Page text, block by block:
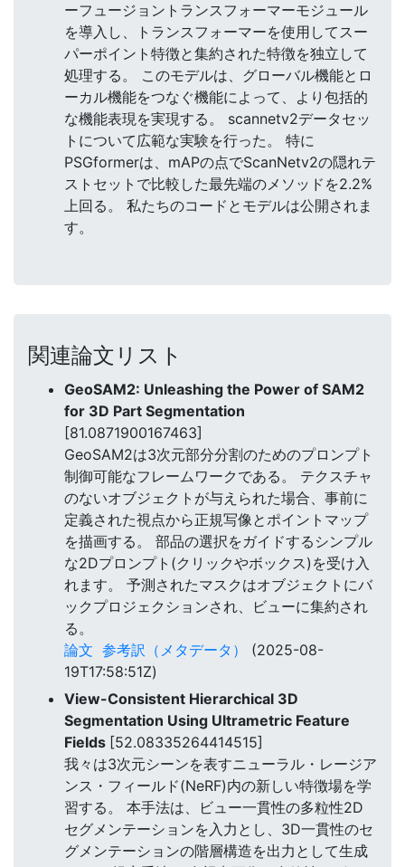
ーフュージョントランスフォーマーモジュール
を導入し、トランスフォーマーを使用してスー
パーポイント特徴と集約された特徴を独立して
処理する。 このモデルは、グローバル機能とロ
ーカル機能をつなぐ機能によって、より包括的
な機能表現を実現する。 scannetv2データセッ
トについて広範な実験を行った。 特に
PSGformerは、mAPの点でScanNetv2の隠れテ
ストセットで比較した最先端のメソッドを2.2%
上回る。 私たちのコードとモデルは公開されま
す。
関連論文リスト
GeoSAM2: Unleashing the Power of SAM2
for 3D Part Segmentation
[81.0871900167463]
GeoSAM2は3次元部分分割のためのプロンプト
制御可能なフレームワークである。 テクスチャ
のないオブジェクトが与えられた場合、事前に
定義された視点から正規写像とポイントマップ
を描画する。 部品の選択をガイドするシンプル
な2Dプロンプト(クリックやボックス)を受け入
れます。 予測されたマスクはオブジェクトにバ
ックプロジェクションされ、ビューに集約され
る。
論文 参考訳（メタデータ）
(2025-08-
19T17:58:51Z)
View-Consistent Hierarchical 3D
Segmentation Using Ultrametric Feature
Fields [52.08335264414515]
我々は3次元シーンを表すニューラル・レージア
ンス・フィールド(NeRF)内の新しい特徴場を学
習する。 本手法は、ビュー一貫性の多粒性2D
セグメンテーションを入力とし、3D一貫性のセ
グメンテーションの階層構造を出力として生成